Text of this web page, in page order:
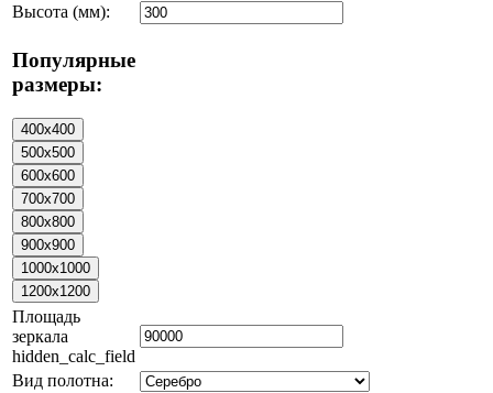
Высота (мм):
Популярные
размеры:
Площадь
зеркала
hidden_calc_field
Вид полотна: